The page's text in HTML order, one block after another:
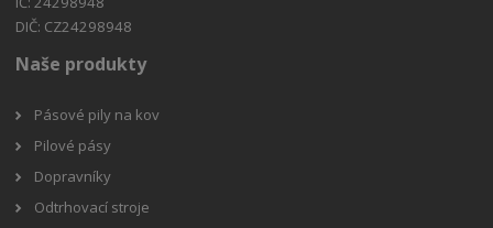
DIČ: CZ24298948
Naše produkty
Pásové pily na kov
Pilové pásy
Dopravníky
Odtrhovací stroje